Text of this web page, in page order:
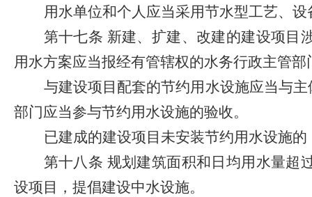
用水单位和个人应当采用节水型工艺、设
第十七条 新建、扩建、改建的建设项目
用水方案应当报经有管辖权的水务行政主管
与建设项目配套的节约用水设施应当与
部门应当参与节约用水设施的验收。
已建成的建设项目未安装节约用水设施
第十八条 规划建筑面积和日均用水量超
设项目，提倡建设中水设施。